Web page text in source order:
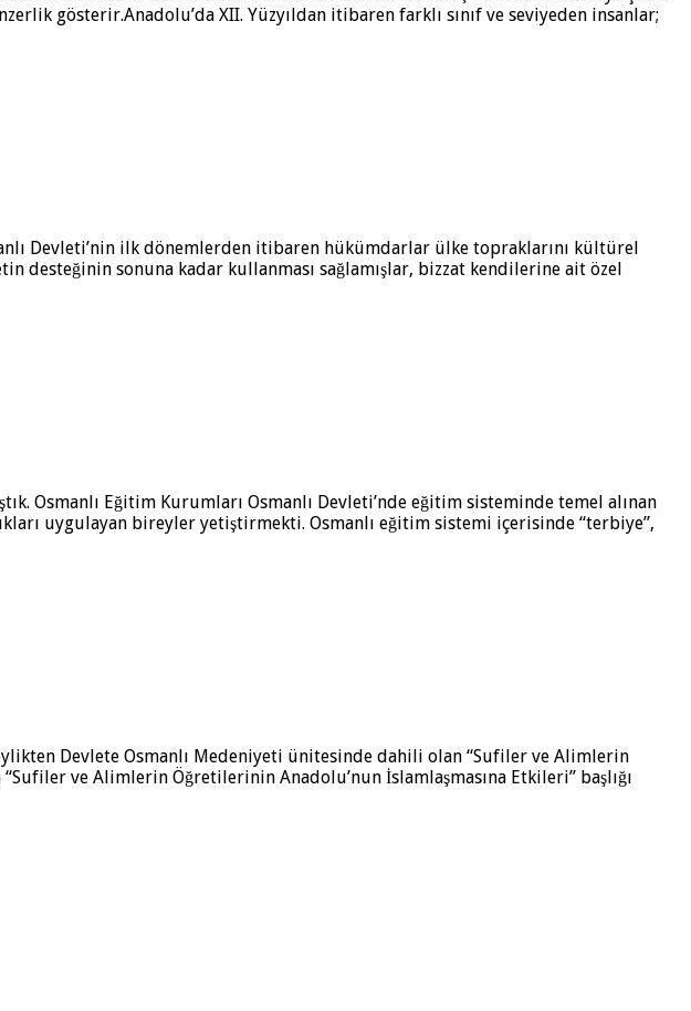
gösterir.Anadolu’da XII. Yüzyıldan itibaren farklı sınıf ve seviyeden insanlar;
Devleti’nin ilk dönemlerden itibaren hükümdarlar ülke topraklarını kültürel
desteğinin sonuna kadar kullanması sağlamışlar, bizzat kendilerine ait özel
Osmanlı Eğitim Kurumları Osmanlı Devleti’nde eğitim sisteminde temel alınan
uygulayan bireyler yetiştirmekti. Osmanlı eğitim sistemi içerisinde “terbiye”,
Devlete Osmanlı Medeniyeti ünitesinde dahili olan “Sufiler ve Alimlerin
ve Alimlerin Öğretilerinin Anadolu’nun İslamlaşmasına Etkileri” başlığı